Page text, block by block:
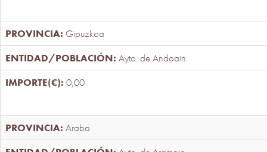
Gipuzkoa
Ayto. de Andoain
0,00
Araba